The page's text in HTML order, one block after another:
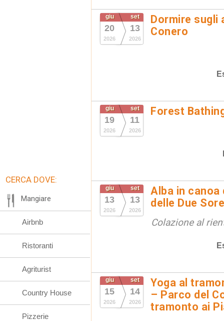
giu
20
2026
set
13
2026
Dormire sugli
Conero
giu
19
2026
set
11
2026
Forest
giu
13
2026
set
13
2026
Alba in canoa
delle Due
Colazione al
giu
15
2026
set
14
2026
Yoga al
– Parco del
tramonto ai
CERCA DOVE:
Mangiare
Airbnb
Ristoranti
Agriturist
Country House
Pizzerie